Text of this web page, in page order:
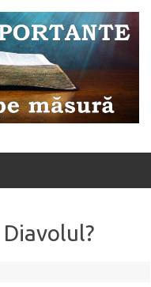
Diavolul?